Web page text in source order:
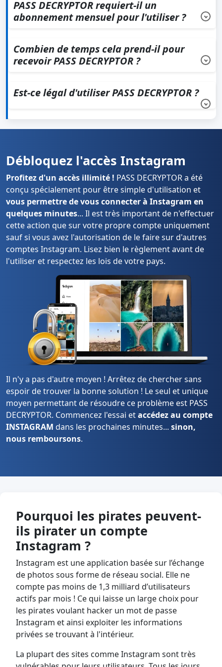
jours, vous permettant ainsi de tester l'application sans
risque.Envoyez-nousun email pour un remboursement
immédiat si cela ne fonctionne pas.
PASS DECRYPTOR requiert-il un
abonnement mensuel pour l'utiliser ?
mensuel. Il s'agit d'un achat unique sans frais
récurrents.
Combien de temps cela prend-il pour
recevoir PASS DECRYPTOR ?
est immédiate après le paiement. Il n'y a aucun délai
d'attente pour débuter l'utilisation de l'application.
Est-ce légal d'utiliser PASS DECRYPTOR ?
en est faite. Il est crucial de n'utiliser PASS
Débloquez l'accès Instagram
Profitez d'un accès illimité ! PASS DECRYPTOR a été
conçu spécialement pour être simple d'utilisation et
vous permettre de vous connecter à Instagram en
quelques minutes... Il est très important de n'effectuer
cette action que sur votre propre compte uniquement
sauf si vous avez l'autorisation de le faire sur d'autres
comptes Instagram. Lisez bien le règlement avant de
l'utiliser et respectez les lois de votre pays.
Il n'y a pas d'autre moyen ! Arrêtez de chercher sans
espoir de trouver la bonne solution ! Le seul et unique
moyen permettant de résoudre ce problème est PASS
DECRYPTOR. Commencez l'essai etaccédez au compte
INSTAGRAM dans les prochaines minutes... sinon,
nous remboursons.
Pourquoi les pirates peuvent-
ils pirater un compte
Instagram ?
Instagram est une application basée sur l’échange
de photos sous forme de réseau social. Elle ne
compte pas moins de 1,3 milliard d’utilisateurs
actifs par mois ! Ce qui laisse un large choix pour
les pirates voulant hacker un mot de passe
Instagram et ainsi exploiter les informations
privées se trouvant à l'intérieur.
La plupart des sites comme Instagram sont très